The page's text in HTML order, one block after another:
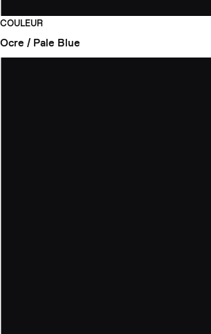
COULEUR
Ocre / Pale Blue